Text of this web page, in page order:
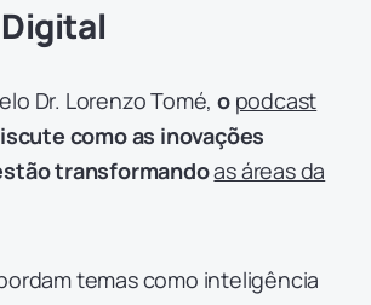
Dr. Lorenzo Tomé, o podcast
como as inovações
transformandoas áreas da
temas como inteligência